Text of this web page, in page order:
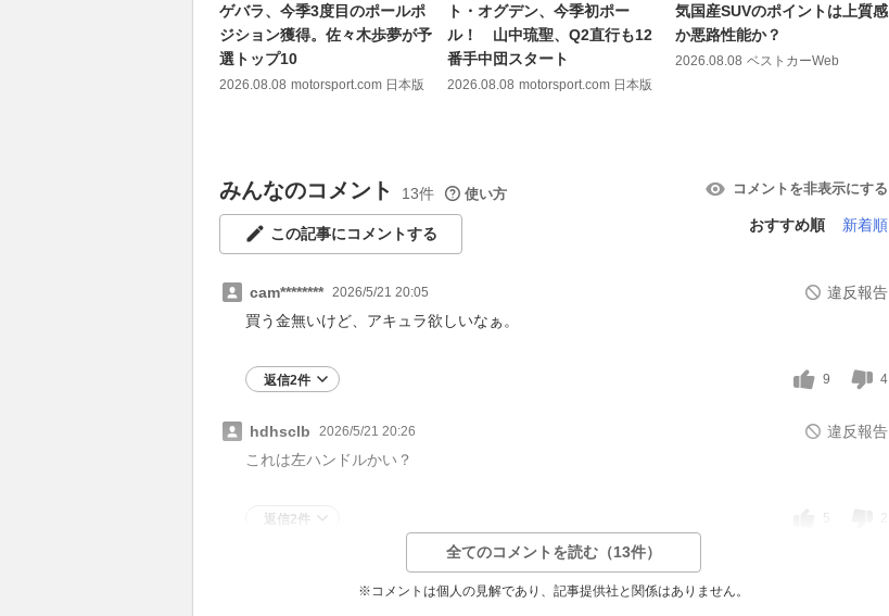
ゲバラ、今季3度目のポールポ
ジション獲得。佐々木歩夢が予
選トップ10
2026.08.08 motorsport.com 日本版
ト・オグデン、今季初ポー
ル！ 山中琉聖、Q2直行も12
番手中団スタート
2026.08.08 motorsport.com 日本版
気国産SUVのポイントは上質感
か悪路性能か？
2026.08.08 ベストカーWeb
みんなのコメント 13件 使い方 コメントを非表示にする
この記事にコメントする
おすすめ順 新着順
cam******** 2026/5/21 20:05
違反報告
買う金無いけど、アキュラ欲しいなぁ。
返信2件 9 4
hdhsclb 2026/5/21 20:26
違反報告
これは左ハンドルかい？
返信2件 5
全てのコメントを読む（13件）
※コメントは個人の見解であり、記事提供社と関係はありません。